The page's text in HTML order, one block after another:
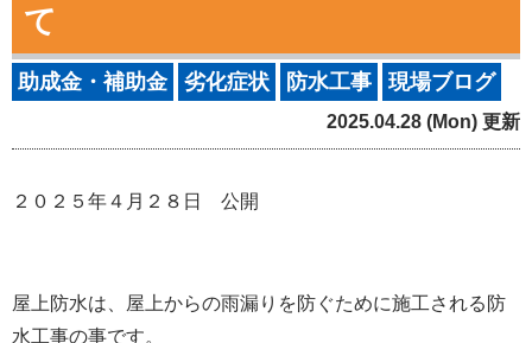
て
助成金・補助金 劣化症状 防水工事 現場ブログ
2025.04.28 (Mon) 更新
２０２５年４月２８日 公開
屋上防水は、屋上からの雨漏りを防ぐために施工される防
水工事の事です。